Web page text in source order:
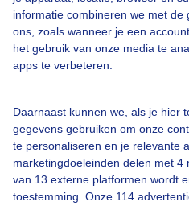
informatie combineren we met
ons, zoals wanneer je een
het gebruik van onze media te
apps te verbeteren.
Daarnaast kunnen we, als je hier
gegevens gebruiken om onze
te personaliseren en je relevante
marketingdoeleinden delen met
van 13 externe platformen wordt
toestemming. Onze 114
Bekijk slideshow
Een moment